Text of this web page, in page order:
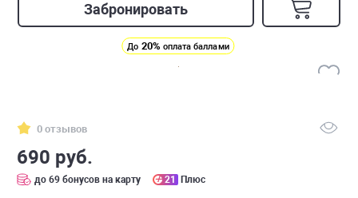
Забронировать
До 20% оплата баллами
0 отзывов
690 руб.
до 69 бонусов на карту 21 Плюс